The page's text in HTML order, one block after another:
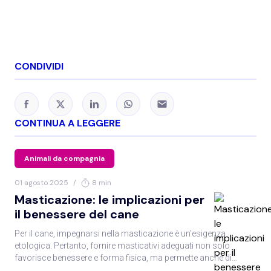
liti tra maschi e il rischio di molestie verso le
femmine da parte di più maschi. Sterilizzare il
maschio è quindi necessario per
cavie si riproducano in modo incontrollato
inoltre, per quanto riguarda l’approccio chirurgico,
questo tipo di intervento e
e meno rischioso nel maschio rispetto alla
femmina
Prevenire alcune malattie: ciò è particolarmente
vero per i tumori uterini nelle coniglie e per i
tumori mammari nei ratti femmina. Nel porcellino
d’India, invece i tumori testicolari e mammari
CONTINUA A LEGGERE
Animali da compagnia
01 agosto 2025 / 8 min
Masticazione: le implicazioni per
il benessere del cane
Per il cane, impegnarsi nella masticazione è un’esigenza
etologica. Pertanto, fornire masticativi adeguati non solo
favorisce benessere e forma fisica, ma permette anche di
CONDIVIDI